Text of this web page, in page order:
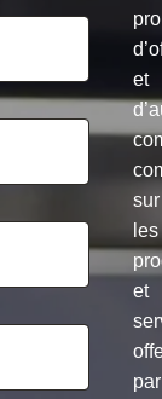
et
sur
les
et
par